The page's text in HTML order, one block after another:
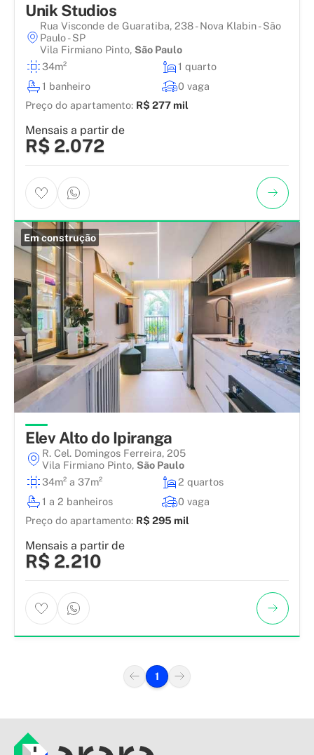
Unik Studios
Rua Visconde de Guaratiba, 238 - Nova Klabin - São
Paulo - SP
Vila Firmiano Pinto, São Paulo
34m²
1 quarto
1 banheiro
0 vaga
Preço do apartamento: R$ 277 mil
Mensais a partir de
R$ 2.072
Em construção
Elev Alto do Ipiranga
R. Cel. Domingos Ferreira, 205
Vila Firmiano Pinto, São Paulo
34m² a 37m²
2 quartos
1 a 2 banheiros
0 vaga
Preço do apartamento: R$ 295 mil
Mensais a partir de
R$ 2.210
1